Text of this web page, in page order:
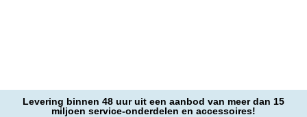
Levering binnen 48 uur uit een aanbod van meer dan 15
miljoen service-onderdelen en accessoires!